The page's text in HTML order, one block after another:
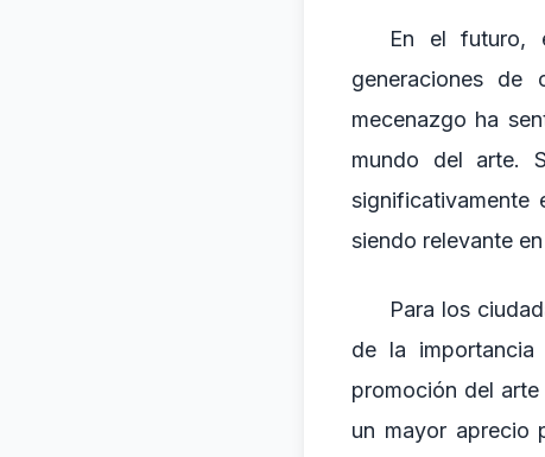
En el futuro,
generaciones de
mecenazgo ha
mundo del arte.
significativamente
siendo relevante
Para los
de la
promoción del
un mayor aprecio